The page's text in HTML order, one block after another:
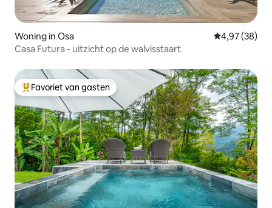
Woning in Osa Gemiddelde
4,97 (38)
Casa Futura - uitzicht op de walvisstaart
Topfavoriet van gasten
Favoriet van gasten